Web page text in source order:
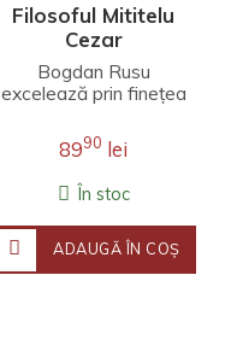
Filosoful Mititelu
Cezar
Bogdan Rusu
excelează prin finețea
îmbină erudiția
filosofică, investigația j..
8990 lei
În stoc
ADAUGĂ ÎN COŞ